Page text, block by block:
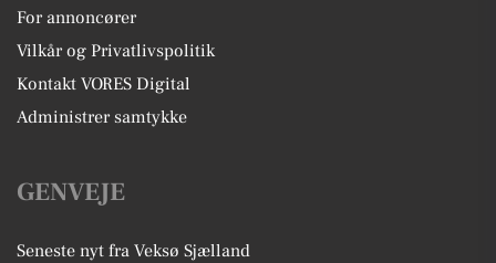
For annoncører
Vilkår og Privatlivspolitik
Kontakt VORES Digital
Administrer samtykke
GENVEJE
Seneste nyt fra Veksø Sjælland